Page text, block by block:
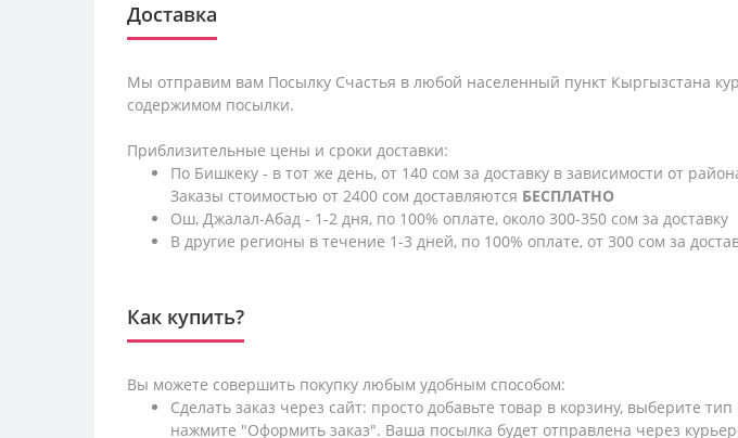
Доставка
Мы отправим вам Посылку Счастья в любой населенный пункт Кыргызстана
содержимом посылки.
Приблизительные цены и сроки доставки:
По Бишкеку - в тот же день, от 140 сом за доставку в зависимости от
Заказы стоимостью от 2400 сом доставляются БЕСПЛАТНО
Ош, Джалал-Абад - 1-2 дня, по 100% оплате, около 300-350 сом за доставку
В другие регионы в течение 1-3 дней, по 100% оплате, от 300 сом за
Как купить?
Вы можете совершить покупку любым удобным способом:
Сделать заказ через сайт: просто добавьте товар в корзину, выберите
нажмите "Оформить заказ". Ваша посылка будет отправлена через